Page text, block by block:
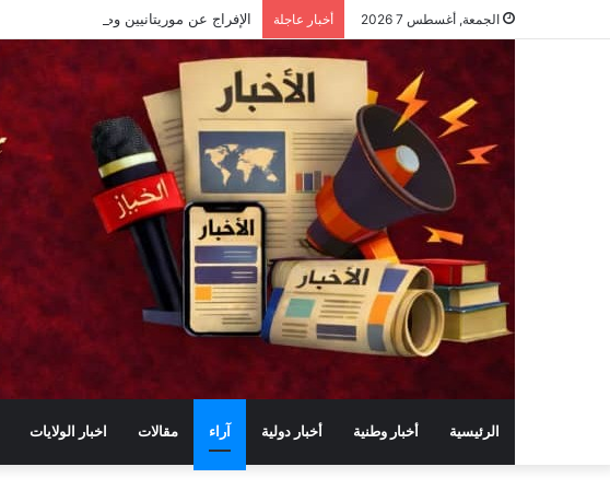
الجمعة, أغسطس 7 2026 أخبار عاجلة
الرئيسية أخبار وطنية أخبار دولية آراء مقالات اخبار الولايات